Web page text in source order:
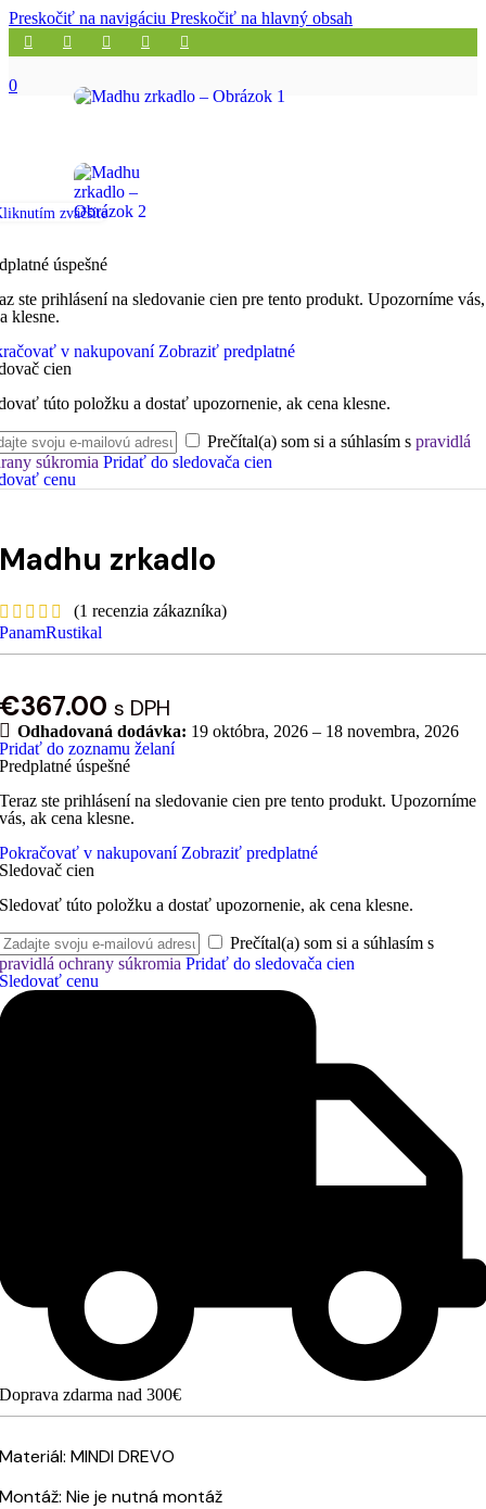
Preskočiť na navigáciu Preskočiť na hlavný obsah
0
zväčšíte
úspešné
ste prihlásení na sledovanie cien pre tento produkt. Upozorníme
klesne.
v nakupovaní Zobraziť predplatné
cien
túto položku a dostať upozornenie, ak cena klesne.
Prečítal(a) som si a súhlasím s pravidlá
súkromia Pridať do sledovača cien
cenu
Madhu zrkadlo
(1 recenzia zákazníka)
PanamRustikal
€367.00 s DPH
Odhadovaná dodávka: 19 októbra, 2026 – 18 novembra, 2026
Pridať do zoznamu želaní
Predplatné úspešné
Teraz ste prihlásení na sledovanie cien pre tento produkt. Upozorníme
vás, ak cena klesne.
Pokračovať v nakupovaní Zobraziť predplatné
Sledovač cien
Sledovať túto položku a dostať upozornenie, ak cena klesne.
Prečítal(a) som si a súhlasím s
pravidlá ochrany súkromia Pridať do sledovača cien
Sledovať cenu
Doprava zdarma nad 300€
Materiál: MINDI DREVO
Montáž: Nie je nutná montáž